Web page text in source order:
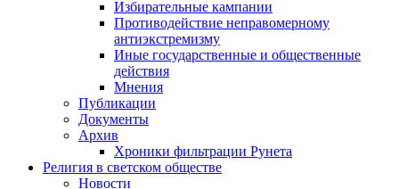
Избирательные кампании
Противодействие неправомерному
антиэкстремизму
Иные государственные и общественные
действия
Мнения
Публикации
Документы
Архив
Хроники фильтрации Рунета
Религия в светском обществе
Новости